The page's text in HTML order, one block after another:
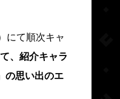
にて順次キャ
、紹介キャラ
の思い出のエ